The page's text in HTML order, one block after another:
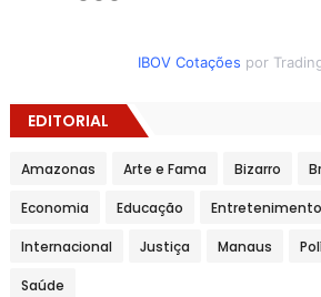
IBOV Cotações por
EDITORIAL
Amazonas Arte e Fama Bizarro
Economia Educação Entretenimento
Internacional Justiça Manaus
Saúde